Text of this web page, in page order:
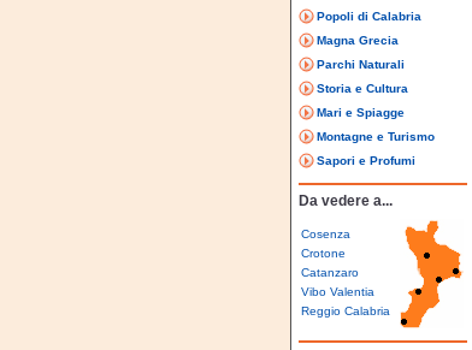
Popoli di Calabria
Magna Grecia
Parchi Naturali
Storia e Cultura
Mari e Spiagge
Montagne e Turismo
Sapori e Profumi
Da vedere a...
Cosenza
Crotone
Catanzaro
Vibo Valentia
Reggio Calabria